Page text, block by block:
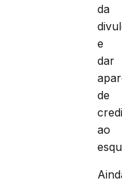
da
e
dar
de
ao